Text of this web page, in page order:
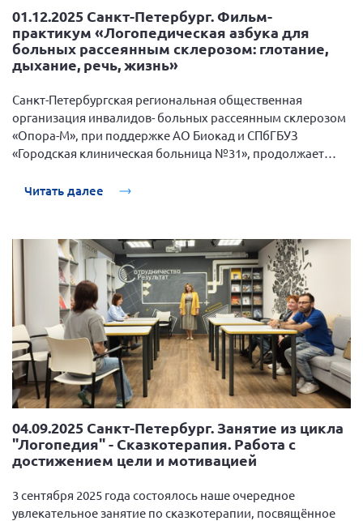
г. Севастополь
Самарская область СОРС
Самарская область ПРИЗМА
Самарская область СГОРС
Свердловская область
Смоленская область
Сахалинская область
Тульская область
Ульяновская область
Челябинская область
Ярославская область
01.12.2025 Санкт-Петербург. Фильм-
практикум «Логопедическая азбука для
больных рассеянным склерозом: глотание,
дыхание, речь, жизнь»
Санкт-Петербургская региональная общественная
организация инвалидов- больных рассеянным склерозом
«Опора-М», при поддержке АО Биокад и СПбГБУЗ
«Городская клиническая больница №31», продолжает
Читать далее
04.09.2025 Санкт-Петербург. Занятие из цикла
"Логопедия" - Сказкотерапия. Работа с
достижением цели и мотивацией
3 сентября 2025 года состоялось наше очередное
увлекательное занятие по сказкотерапии, посвящённое